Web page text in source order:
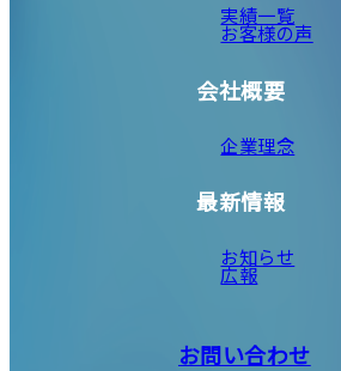
実績一覧
お客様の声
会社概要
企業理念
最新情報
お知らせ
広報
お問い合わせ